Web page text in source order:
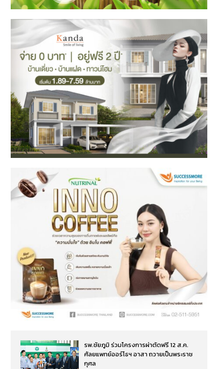
รพ.ชัยภูมิ ร่วมโครงการผ่าตัดฟรี 12 ส.ค.
ศัลยแพทย์ออร์โธฯ อาสา ถวายเป็นพระราช
กุศล